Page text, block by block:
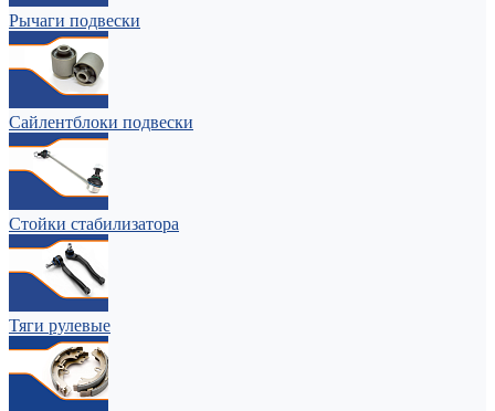
Рычаги подвески
Сайлентблоки подвески
Стойки стабилизатора
Тяги рулевые